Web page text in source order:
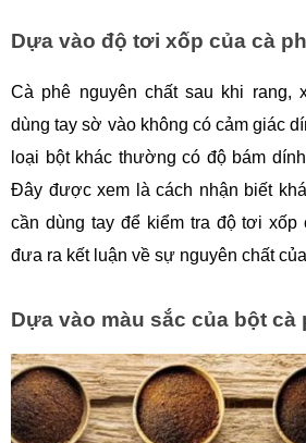
Dựa vào độ tơi xốp của cà
Cà phê nguyên chất sau khi rang,
dùng tay sờ vào không có cảm giác
loại bột khác thường có độ bám
Đây được xem là cách nhận biết
cần dùng tay để kiểm tra độ tơi xốp
đưa ra kết luận về sự nguyên chất
Dựa vào màu sắc của bột cà